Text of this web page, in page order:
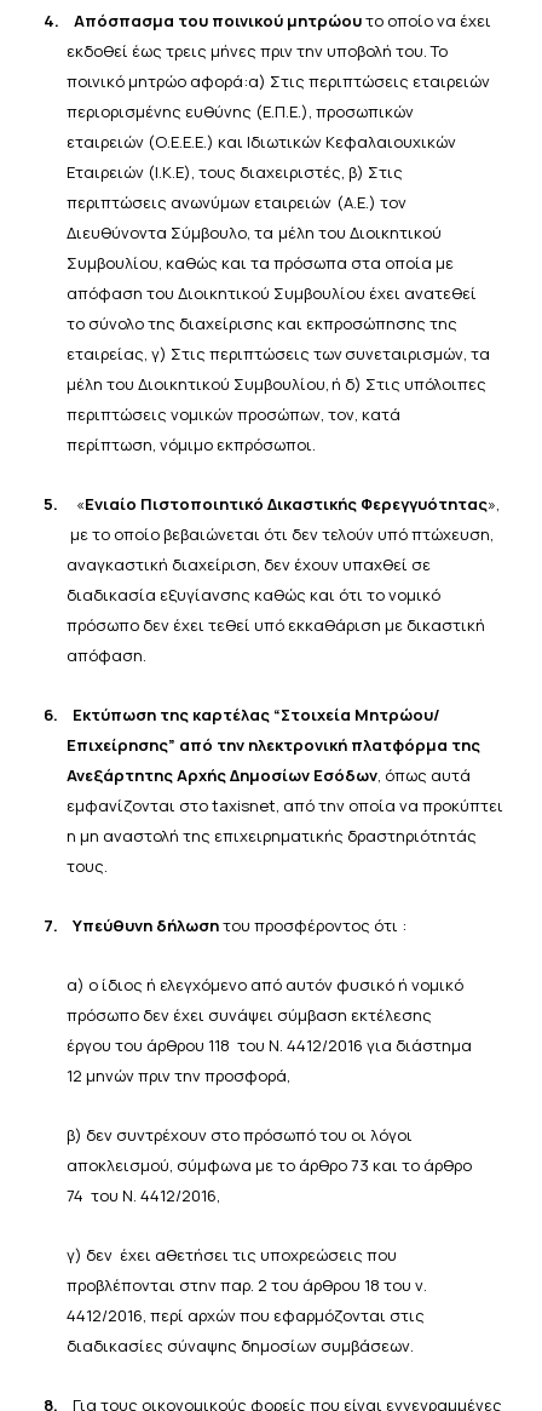
4. Απόσπασμα του ποινικού μητρώουτο οποίο να έχει
εκδοθεί έως τρεις μήνες πριν την υποβολή του. Το
ποινικό μητρώο αφορά:α) Στις περιπτώσεις εταιρειών
περιορισμένης ευθύνης (Ε.Π.Ε.), προσωπικών
εταιρειών (Ο.Ε.Ε.Ε.) και ΙδιωτικώνΚεφαλαιουχικών
Εταιρειών (Ι.Κ.Ε), τους διαχειριστές, β) Στις
περιπτώσεις ανωνύμων εταιρειών (Α.Ε.) τον
Διευθύνοντα Σύμβουλο, τα μέλη του Διοικητικού
Συμβουλίου, καθώς και τα πρόσωπα στα οποία με
απόφαση του Διοικητικού Συμβουλίου έχει ανατεθεί
το σύνολοτης διαχείρισης και εκπροσώπησης της
εταιρείας, γ) Στις περιπτώσεις τωνσυνεταιρισμών, τα
μέλη του Διοικητικού Συμβουλίου, ή δ) Στις υπόλοιπες
περιπτώσεις νομικώνπροσώπων, τον, κατά
περίπτωση, νόμιμο εκπρόσωποι.
5. «Ενιαίο Πιστοποιητικό Δικαστικής Φερεγγυότητας»,
με το οποίο βεβαιώνεται ότι δεν τελούν υπό πτώχευση,
αναγκαστική διαχείριση, δεν έχουν υπαχθεί σε
διαδικασία εξυγίανσης καθώς και ότι το νομικό
πρόσωπο δεν έχει τεθεί υπό εκκαθάριση με δικαστική
απόφαση.
6.
Εκτύπωση της καρτέλας “Στοιχεία Μητρώου/
Επιχείρησης” από την ηλεκτρονική πλατφόρμα της
Ανεξάρτητης Αρχής Δημοσίων Εσόδων , όπως αυτά
εμφανίζονται στο taxisnet, από την οποία να προκύπτει
η μη αναστολή της επιχειρηματικής δραστηριότητάς
τους.
7. Υπεύθυνη δήλωσητου προσφέροντος ότι :
α) ο ίδιος ή ελεγχόμενο από αυτόν φυσικό ή νομικό
πρόσωπο δεν έχει συνάψει σύμβαση εκτέλεσης
έργου του άρθρου 118 του Ν. 4412/2016 για διάστημα
12 μηνών πριν την προσφορά,
β) δεν συντρέχουν στο πρόσωπό του οι λόγοι
αποκλεισμού, σύμφωνα με το άρθρο 73 και το άρθρο
74 του Ν. 4412/2016,
γ) δεν έχει αθετήσει τις υποχρεώσεις που
προβλέπονται στην παρ. 2 του άρθρου 18 του ν.
4412/2016, περί αρχών που εφαρμόζονται στις
διαδικασίες σύναψης δημοσίων συμβάσεων.
8. Για τους οικονομικούς φορείς που είναι εγγεγραμμένες